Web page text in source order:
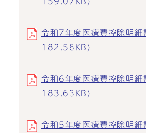
令和7年度医療費控除明
182.58KB)
令和6年度医療費控除明
183.63KB)
令和5年度医療費控除明